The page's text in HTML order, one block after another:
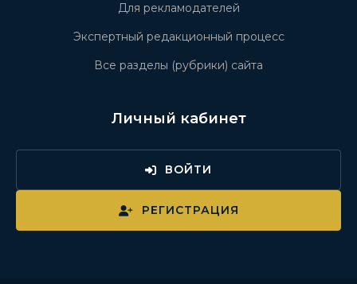
Для рекламодателей
Экспертный редакционный процесс
Все разделы (рубрики) сайта
Личный кабинет
ВОЙТИ
РЕГИСТРАЦИЯ